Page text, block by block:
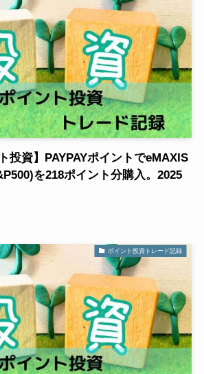
投資】PAYPAYポイントでeMAXIS
を218ポイント分購入。2025
ポイント投資トレード記録